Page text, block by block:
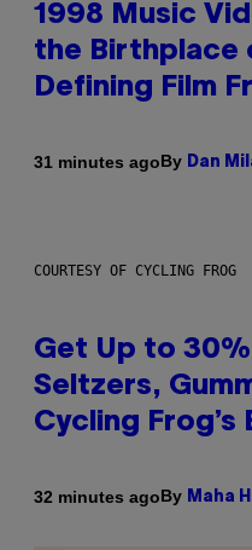
1998 Music
the Birthplace
Defining Film
31 minutes agoBy Dan
COURTESY OF CYCLING FROG
Get Up to
Seltzers,
Cycling Frog’s
32 minutes agoBy Maha